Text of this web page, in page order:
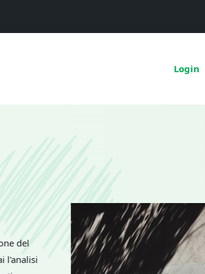
Login
e
Sociale
in cui agiamo non più in maniera
all'interno del quale le relazioni